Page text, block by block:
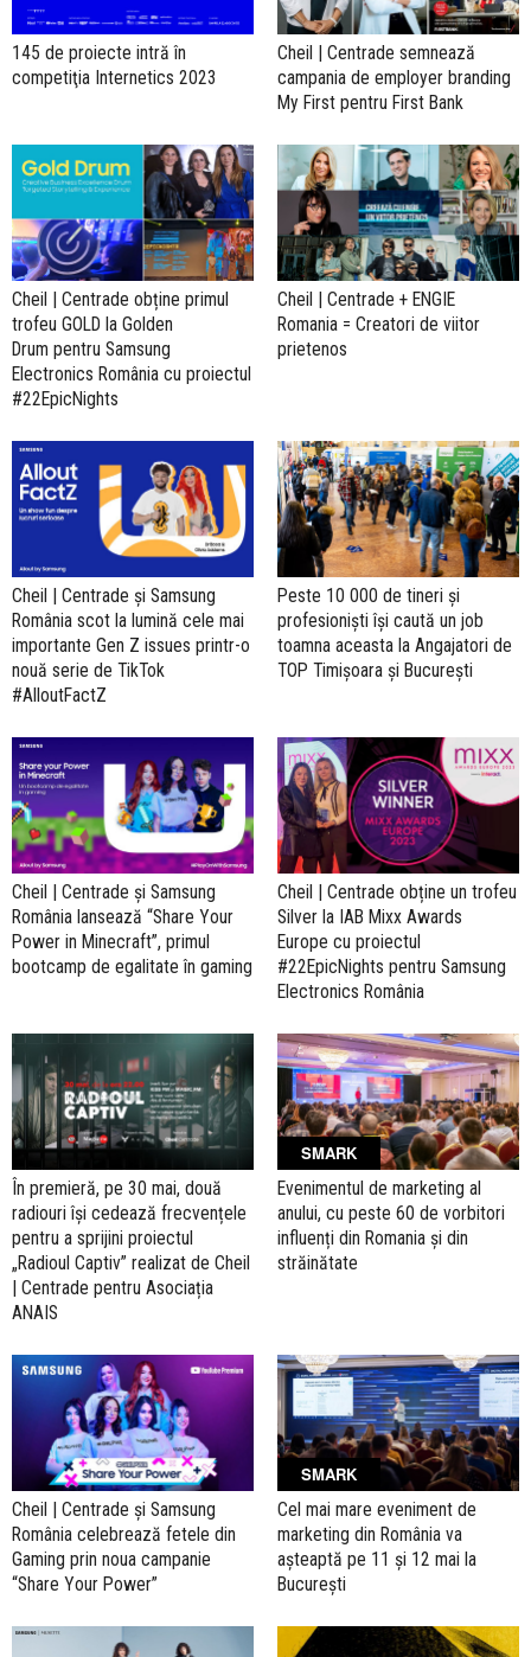
145 de proiecte intră în
competiţia Internetics 2023
Cheil | Centrade semnează
campania de employer branding
My First pentru First Bank
Cheil | Centrade obține primul
trofeu GOLD la Golden
Drum pentru Samsung
Electronics România cu proiectul
#22EpicNights
Cheil | Centrade + ENGIE
Romania = Creatori de viitor
prietenos
Cheil | Centrade și Samsung
România scot la lumină cele mai
importante Gen Z issues printr-o
nouă serie de TikTok
#AlloutFactZ
Peste 10 000 de tineri și
profesioniști își caută un job
toamna aceasta la Angajatori de
TOP Timișoara și București
Cheil | Centrade și Samsung
România lansează “Share Your
Power in Minecraft”, primul
bootcamp de egalitate în gaming
Cheil | Centrade obține un trofeu
Silver la IAB Mixx Awards
Europe cu proiectul
#22EpicNights pentru Samsung
Electronics România
În premieră, pe 30 mai, două
radiouri își cedează frecvențele
pentru a sprijini proiectul
„Radioul Captiv” realizat de Cheil
| Centrade pentru Asociația
ANAIS
SMARK
Evenimentul de marketing al
anului, cu peste 60 de vorbitori
influenți din Romania și din
străinătate
Cheil | Centrade și Samsung
România celebrează fetele din
Gaming prin noua campanie
“Share Your Power”
SMARK
Cel mai mare eveniment de
marketing din România va
așteaptă pe 11 și 12 mai la
București